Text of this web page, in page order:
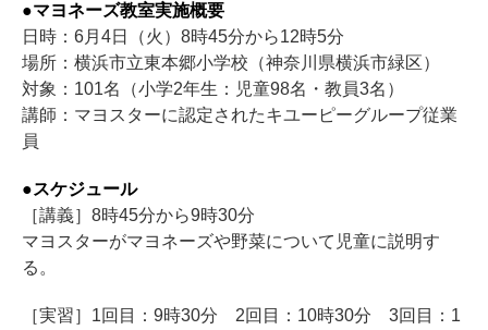
●マヨネーズ教室実施概要
日時：6月4日（火）8時45分から12時5分
場所：横浜市立東本郷小学校（神奈川県横浜市緑区）
対象：101名（小学2年生：児童98名・教員3名）
講師：マヨスターに認定されたキユーピーグループ従業
員
●スケジュール
［講義］8時45分から9時30分
マヨスターがマヨネーズや野菜について児童に説明す
る。
［実習］1回目：9時30分 2回目：10時30分 3回目：1